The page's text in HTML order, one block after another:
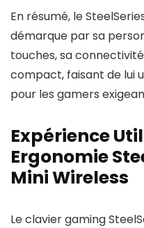
En résumé, le
démarque par sa
touches, sa
compact, faisant de lui
pour les gamers
Expérience
Ergonomie
Mini Wireless
Le clavier gaming